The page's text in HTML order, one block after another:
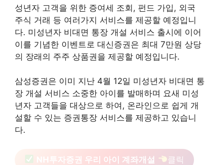
성년자 고객을 위한 증여세 조회, 펀드 가입, 외국
주식 거래 등 여러가지 서비스를 제공할 예정입니
다. 미성년자 비대면 통장 개설 서비스 출시에 이어
이를 기념한 이벤트로 대신증권은 최대 7만원 상당
의 장래의 주주 상품권을 제공할 예정입니다.
삼성증권은 이미 지난 4월 12일 미성년자 비대면 통
장 개설 서비스 소중한 아이를 발매하며 요새 미성
년자 고객들을 대상으로 하여, 온라인으로 쉽게 개
설할 수 있는 증권통장 서비스를 제공하고 있습니
다.
NH투자증권 우리 아이 계좌개설 클릭